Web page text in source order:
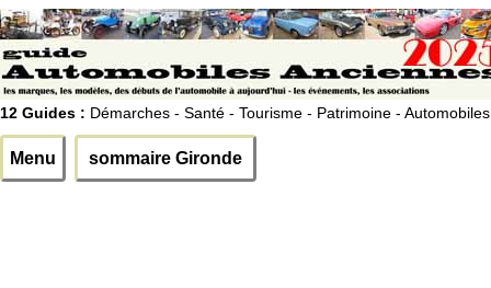
12 Guides : Démarches - Santé - Tourisme - Patrimoine - Automobiles
Menu sommaire Gironde